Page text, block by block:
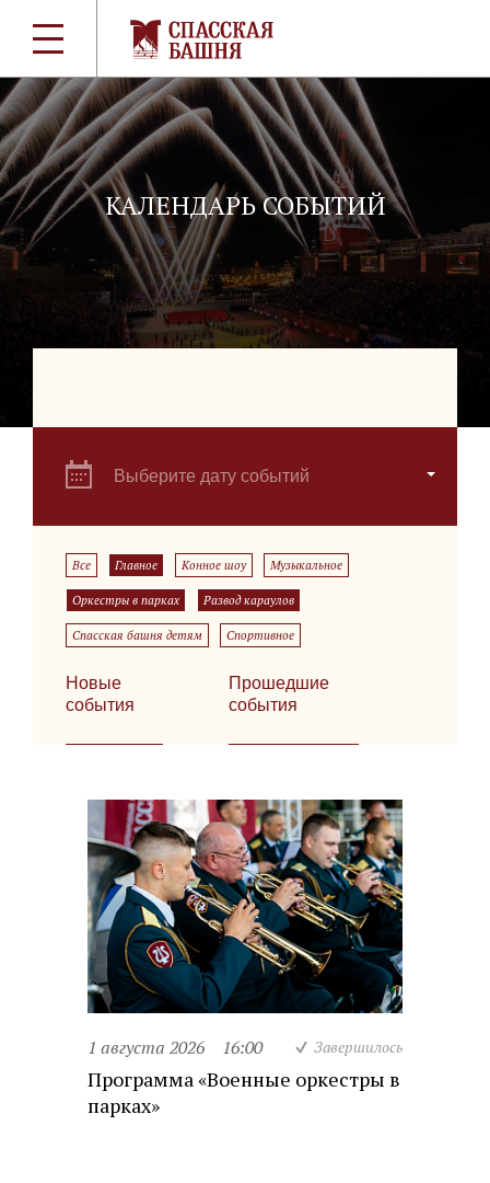
КАЛЕНДАРЬ СОБЫТИЙ
Выберите дату событий
Все Главное Конное шоу Музыкальное
Оркестры в парках Развод караулов
Спасская башня детям Спортивное
Новые
события
Прошедшие
события
1 августа 2026 16:00 Завершилось
Программа «Военные оркестры в
парках»